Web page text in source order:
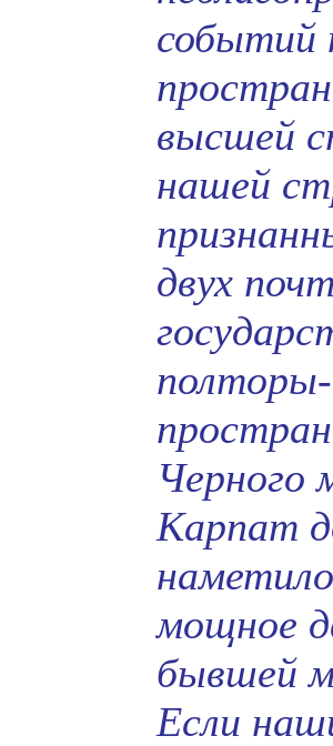
событий
высшей
нашей
двух
Черного
Карпат
мощное
бывшей
Если